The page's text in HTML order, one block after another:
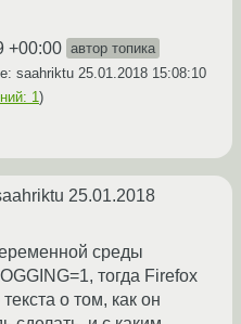
+00:00 автор топика
saahriktu 25.01.2018 15:08:10
1)
25.01.2018
среды
тогда Firefox
о том, как он